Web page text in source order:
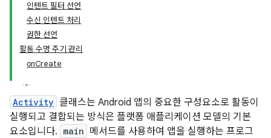
인텐트 필터 선언
수신 인텐트 처리
권한 선언
활동 수명 주기 관리
onCreate
Activity 클래스는 Android 앱의 중요한 구성요소로 활동이
실행되고 결합되는 방식은 플랫폼 애플리케이션 모델의 기본
요소입니다. main 메서드를 사용하여 앱을 실행하는 프로그